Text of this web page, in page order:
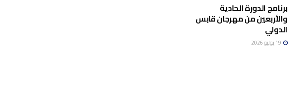
برنامج الدورة الحادية
والأربعين من مهرجان قابس
الدولي